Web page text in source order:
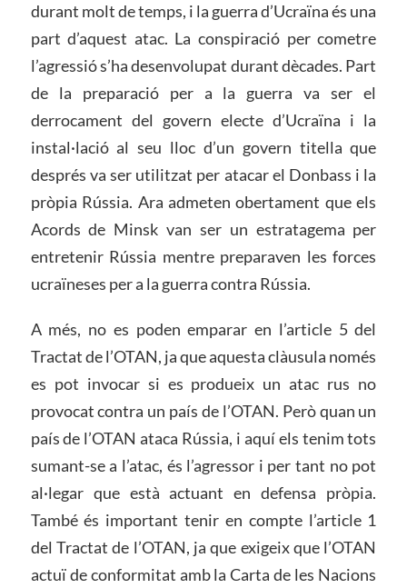
durant molt de temps, i la guerra d’Ucraïna és una
part d’aquest atac. La conspiració per cometre
l’agressió s’ha desenvolupat durant dècades. Part
de la preparació per a la guerra va ser el
derrocament del govern electe d’Ucraïna i la
instal·lació al seu lloc d’un govern titella que
després va ser utilitzat per atacar el Donbass i la
pròpia Rússia. Ara admeten obertament que els
Acords de Minsk van ser un estratagema per
entretenir Rússia mentre preparaven les forces
ucraïneses per a la guerra contra Rússia.
A més, no es poden emparar en l’article 5 del
Tractat de l’OTAN, ja que aquesta clàusula només
es pot invocar si es produeix un atac rus no
provocat contra un país de l’OTAN. Però quan un
país de l’OTAN ataca Rússia, i aquí els tenim tots
sumant-se a l’atac, és l’agressor i per tant no pot
al·legar que està actuant en defensa pròpia.
També és important tenir en compte l’article 1
del Tractat de l’OTAN, ja que exigeix que l’OTAN
actuï de conformitat amb la Carta de les Nacions